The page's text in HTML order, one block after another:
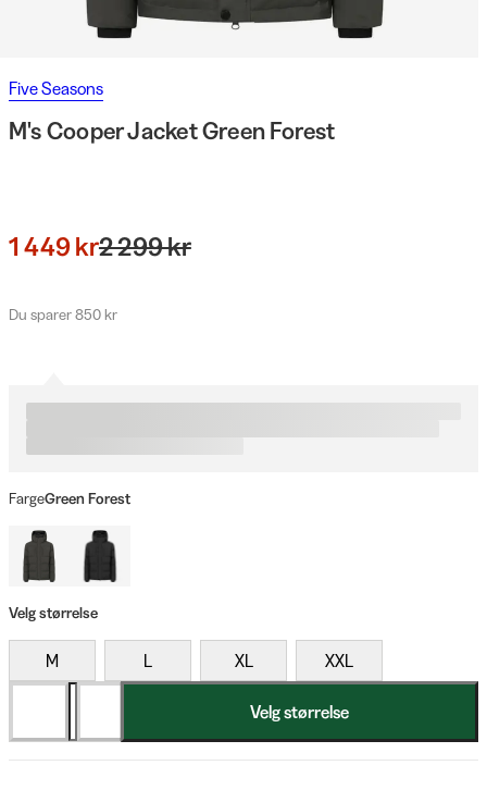
Five Seasons
M's Cooper Jacket Green Forest
1 449 kr2 299 kr
Du sparer 850 kr
FargeGreen Forest
Velg størrelse
M L XL XXL
Velg størrelse